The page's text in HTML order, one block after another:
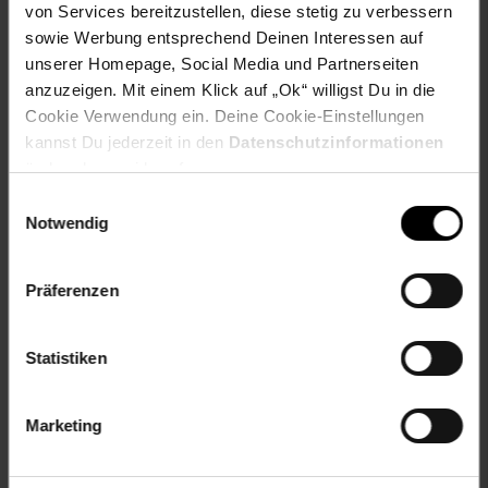
von Services bereitzustellen, diese stetig zu verbessern
sowie Werbung entsprechend Deinen Interessen auf
unserer Homepage, Social Media und Partnerseiten
anzuzeigen. Mit einem Klick auf „Ok“ willigst Du in die
Cookie Verwendung ein. Deine Cookie-Einstellungen
kannst Du jederzeit in den Datenschutzinformationen
ändern bzw. widerrufen.
Notwendig
Präferenzen
Statistiken
Marketing
Artikel gehört zur Kategorie:Tresore & Sicherheitsschränke
Versandinformationen
Weinwelt